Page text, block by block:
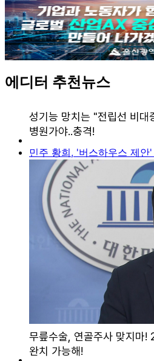
에디터 추천뉴스
민주 황희, '버스하우스 제